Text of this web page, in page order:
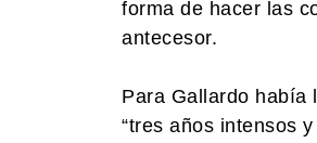
forma de hacer las
antecesor.
Para Gallardo había
“tres años intensos